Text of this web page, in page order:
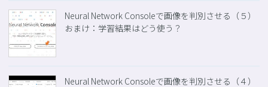
Neural Network Consoleで画像を判別させる（５）
おまけ：学習結果はどう使う？
Neural Network Consoleで画像を判別させる（４）